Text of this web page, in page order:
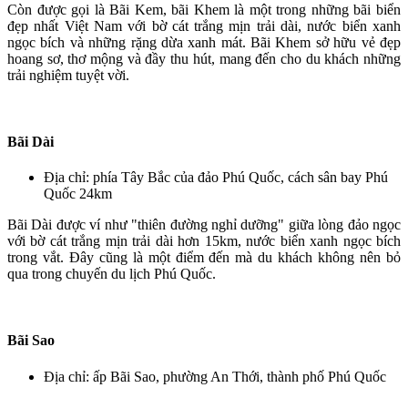
Còn được gọi là Bãi Kem, bãi Khem là một trong những bãi biển
đẹp nhất Việt Nam với bờ cát trắng mịn trải dài, nước biển xanh
ngọc bích và những rặng dừa xanh mát. Bãi Khem sở hữu vẻ đẹp
hoang sơ, thơ mộng và đầy thu hút, mang đến cho du khách những
trải nghiệm tuyệt vời.
Bãi Dài
Địa chỉ: phía Tây Bắc của đảo Phú Quốc, cách sân bay Phú
Quốc 24km
Bãi Dài được ví như "thiên đường nghỉ dưỡng" giữa lòng đảo ngọc
với bờ cát trắng mịn trải dài hơn 15km, nước biển xanh ngọc bích
trong vắt. Đây cũng là một điểm đến mà du khách không nên bỏ
qua trong chuyến du lịch Phú Quốc.
Bãi Sao
Địa chỉ: ấp Bãi Sao, phường An Thới, thành phố Phú Quốc